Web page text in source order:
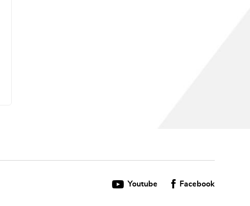
Youtube Facebook